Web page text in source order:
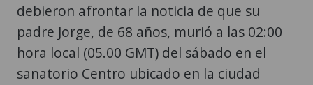
debieron afrontar la noticia de que su
padre Jorge, de 68 años, murió a las 02:00
hora local (05.00 GMT) del sábado en el
sanatorio Centro ubicado en la ciudad